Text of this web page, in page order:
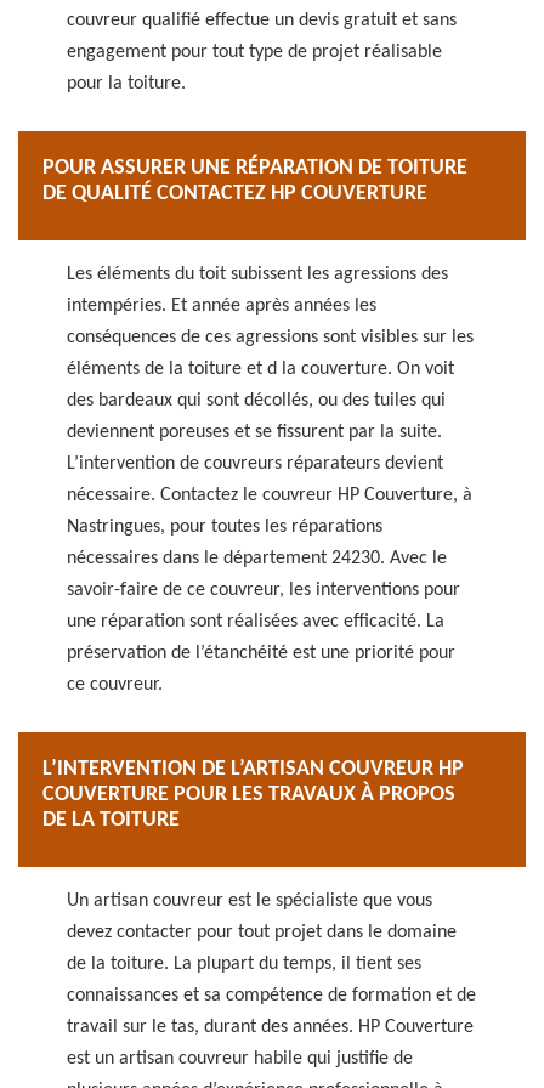
couvreur qualifié effectue un devis gratuit et sans
engagement pour tout type de projet réalisable
pour la toiture.
POUR ASSURER UNE RÉPARATION DE TOITURE
DE QUALITÉ CONTACTEZ HP COUVERTURE
Les éléments du toit subissent les agressions des
intempéries. Et année après années les
conséquences de ces agressions sont visibles sur les
éléments de la toiture et d la couverture. On voit
des bardeaux qui sont décollés, ou des tuiles qui
deviennent poreuses et se fissurent par la suite.
L’intervention de couvreurs réparateurs devient
nécessaire. Contactez le couvreur HP Couverture, à
Nastringues, pour toutes les réparations
nécessaires dans le département 24230. Avec le
savoir-faire de ce couvreur, les interventions pour
une réparation sont réalisées avec efficacité. La
préservation de l’étanchéité est une priorité pour
ce couvreur.
L’INTERVENTION DE L’ARTISAN COUVREUR HP
COUVERTURE POUR LES TRAVAUX À PROPOS
DE LA TOITURE
Un artisan couvreur est le spécialiste que vous
devez contacter pour tout projet dans le domaine
de la toiture. La plupart du temps, il tient ses
connaissances et sa compétence de formation et de
travail sur le tas, durant des années. HP Couverture
est un artisan couvreur habile qui justifie de